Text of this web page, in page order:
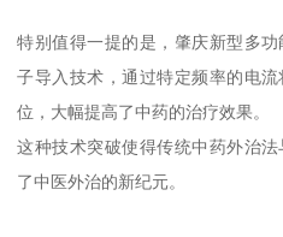
特别值得一提的是，肇庆新型多
子导入技术，通过特定频率的电
位，大幅提高了中药的治疗效果。
这种技术突破使得传统中药外治
了中医外治的新纪元。